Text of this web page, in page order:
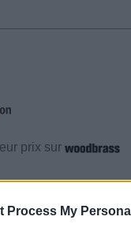
Process My
prix sur